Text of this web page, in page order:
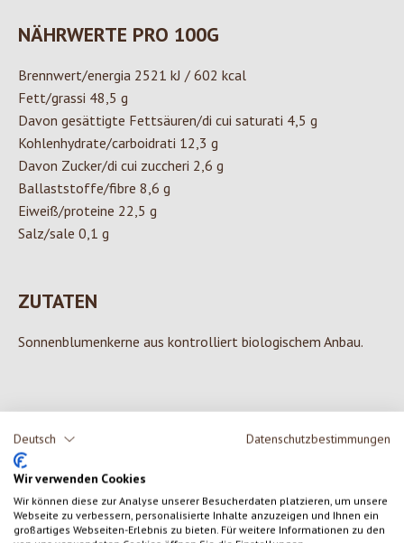
Deutsch Datenschutzbestimmungen
Wir verwenden Cookies
Wir können diese zur Analyse unserer Besucherdaten platzieren, um unsere
Webseite zu verbessern, personalisierte Inhalte anzuzeigen und Ihnen ein
großartiges Webseiten-Erlebnis zu bieten. Für weitere Informationen zu den
NÄHRWERTE PRO 100G
Brennwert/energia 2521 kJ / 602 kcal
Fett/grassi 48,5 g
Davon gesättigte Fettsäuren/di cui saturati 4,5 g
Kohlenhydrate/carboidrati 12,3 g
Davon Zucker/di cui zuccheri 2,6 g
Ballaststoffe/fibre 8,6 g
Eiweiß/proteine 22,5 g
Salz/sale 0,1 g
ZUTATEN
Sonnenblumenkerne aus kontrolliert biologischem Anbau.
0 von 0 Bewertungen
Durchschnittliche Bewertung von 0 von 5 Sternen
Gib eine Bewertung ab!
Teile deine Erfahrungen mit dem Produkt mit anderen Kunden.